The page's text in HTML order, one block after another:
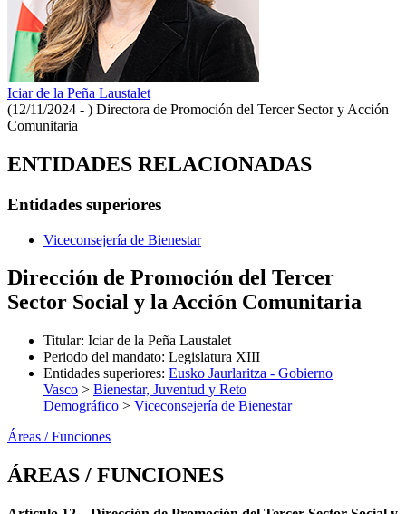
Iciar de la Peña Laustalet
(12/11/2024 - ) Directora de Promoción del Tercer Sector y Acción
Comunitaria
ENTIDADES RELACIONADAS
Entidades superiores
Viceconsejería de Bienestar
Dirección de Promoción del Tercer
Sector Social y la Acción Comunitaria
Titular: Iciar de la Peña Laustalet
Periodo del mandato: Legislatura XIII
Entidades superiores: Eusko Jaurlaritza - Gobierno
Vasco > Bienestar, Juventud y Reto
Demográfico > Viceconsejería de Bienestar
Áreas / Funciones
ÁREAS / FUNCIONES